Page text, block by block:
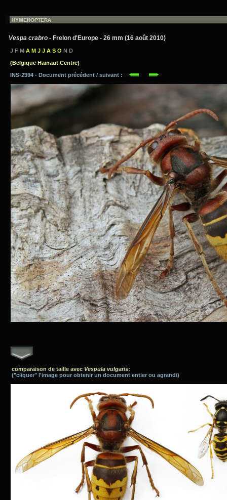
Vespa crabro - Frelon d'Europe - 26 mm (16 août 2010)
J F M A M J J A S O N D
(Belgique Hainaut Centre)
INS-2394 - Document précédent / suivant :
comparaison de taille avec Vespula vulgaris:
("cliquer" l'image pour obtenir un document entier ou agrandi)